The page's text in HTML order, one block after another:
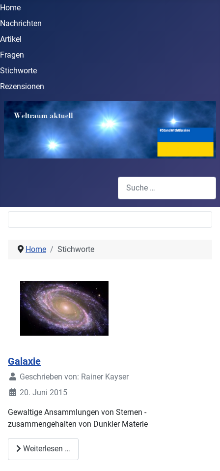
Home
Nachrichten
Artikel
Fragen
Stichworte
Rezensionen
Home Stichworte
Galaxie
Geschrieben von: Rainer Kayser
20. Juni 2015
Gewaltige Ansammlungen von Sternen -
zusammengehalten von Dunkler Materie
Weiterlesen …